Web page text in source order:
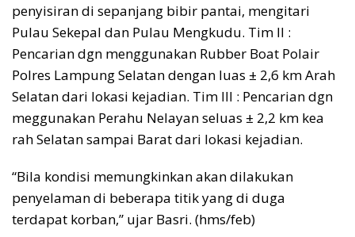
penyisiran di sepanjang bibir pantai, mengitari
Pulau Sekepal dan Pulau Mengkudu. Tim II :
Pencarian dgn menggunakan Rubber Boat Polair
Polres Lampung Selatan dengan luas ± 2,6 km Arah
Selatan dari lokasi kejadian. Tim III : Pencarian dgn
meggunakan Perahu Nelayan seluas ± 2,2 km kea
rah Selatan sampai Barat dari lokasi kejadian.
“Bila kondisi memungkinkan akan dilakukan
penyelaman di beberapa titik yang di duga
terdapat korban,” ujar Basri. (hms/feb)